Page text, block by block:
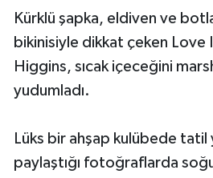
Kürklü şapka, eldiven ve
bikinisiyle dikkat çeken Love
Higgins, sıcak içeceğini
yudumladı.
Lüks bir ahşap kulübede tatil
paylaştığı fotoğraflarda